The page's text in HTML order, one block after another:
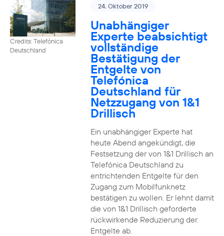
Credits: Telefónica
Deutschland
24. Oktober 2019
Unabhängiger
Experte beabsichtigt
vollständige
Bestätigung der
Entgelte von
Telefónica
Deutschland für
Netzzugang von 1&1
Drillisch
Ein unabhängiger Experte hat
heute Abend angekündigt, die
Festsetzung der von 1&1 Drillisch an
Telefónica Deutschland zu
entrichtenden Entgelte für den
Zugang zum Mobilfunknetz
bestätigen zu wollen. Er lehnt damit
die von 1&1 Drillisch geforderte
rückwirkende Reduzierung der
Entgelte ab.